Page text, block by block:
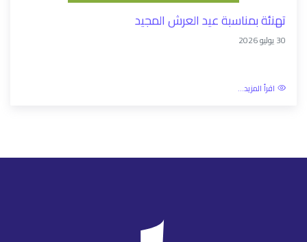
تهنئة بمناسبة عيد العرش المجيد
30 يوليو 2026
اقرأ المزيد...